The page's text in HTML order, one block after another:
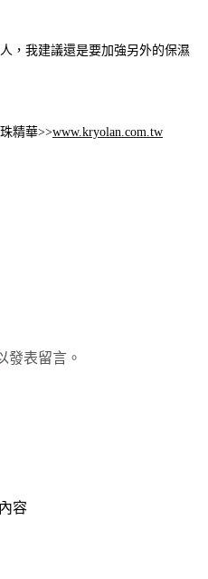
，我建議還是要加強另外的保濕
精華>>www.kryolan.com.tw
發表留言。
容